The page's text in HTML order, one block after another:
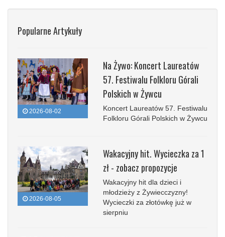
Popularne Artykuły
2026-08-02
Na Żywo: Koncert Laureatów
57. Festiwalu Folkloru Górali
Polskich w Żywcu
Koncert Laureatów 57. Festiwalu
Folkloru Górali Polskich w Żywcu
2026-08-05
Wakacyjny hit. Wycieczka za 1
zł - zobacz propozycje
Wakacyjny hit dla dzieci i
młodzieży z Żywiecczyzny!
Wycieczki za złotówkę już w
sierpniu